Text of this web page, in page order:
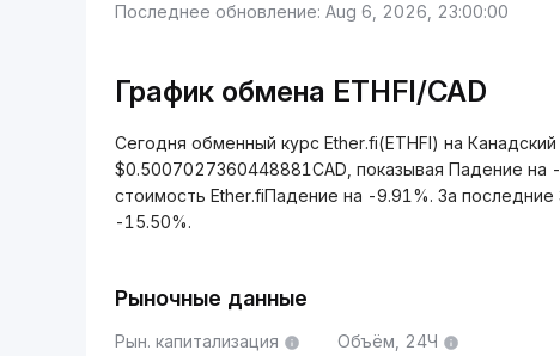
Последнее обновление: Aug 6, 2026, 23:00:00
График обмена ETHFI/CAD
Сегодня обменный курс Ether.fi(ETHFI) на
$0.5007027360448881CAD, показывая Падение
стоимость Ether.fiПадение на -9.91%. За
-15.50%.
Рыночные данные
Рын. капитализация Объём, 24Ч